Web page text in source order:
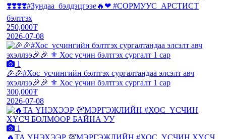
❣️❣️❣️❣️#Зундаа_бэлдэцгээе🔥❤ #СОРМУУС_АРСТИСТ
бэлтгэх
250,000₮
2026-07-08
1
🎉🎉#Хос_үсчингийн бэлтгэх сургалтандаа элсэлт авч
эхэллээ🎉🎉 ⚜️ Хос үсчин бэлтгэх сургалт 1 сар
300,000₮
2026-07-08
1
🔥ТА ҮНЭХЭЭР 💯МЭРГЭЖЛИЙН #ХОС_ҮСЧИН ХҮСЧ